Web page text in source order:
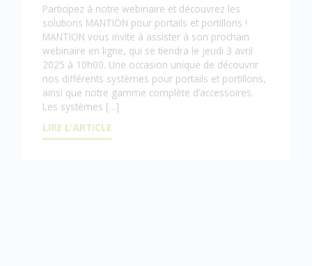
Participez à notre webinaire et découvrez les
solutions MANTION pour portails et portillons !
MANTION vous invite à assister à son prochain
webinaire en ligne, qui se tiendra le jeudi 3 avril
2025 à 10h00. Une occasion unique de découvrir
nos différents systèmes pour portails et portillons,
ainsi que notre gamme complète d’accessoires.
Les systèmes […]
LIRE L'ARTICLE